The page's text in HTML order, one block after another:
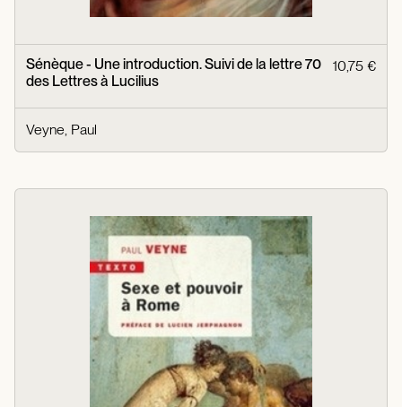
Sénèque - Une introduction. Suivi de la lettre 70
des Lettres à Lucilius
10,75 €
Veyne, Paul